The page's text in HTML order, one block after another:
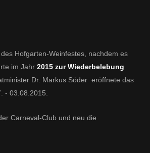
Hofgarten-Weinfestes, nachdem es
im Jahr 2015 zur Wiederbelebung
Dr. Markus Söder eröffnete das
- 03.08.2015.
Carneval-Club und neu die